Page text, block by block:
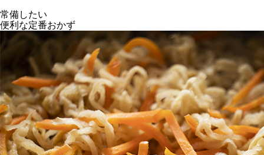
常備したい
便利な定番おかず